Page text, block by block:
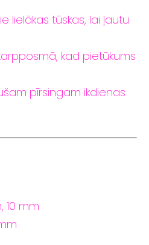
lielākas tūskas, lai ļautu
kad pietūkums
pīrsingam ikdienas
10 mm